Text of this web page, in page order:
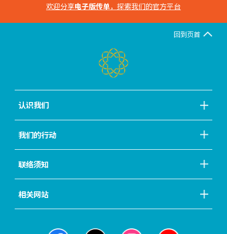
欢迎分享电子版传单，探索我们的官方平台
回到页首
认识我们
我们的行动
联络须知
相关网站